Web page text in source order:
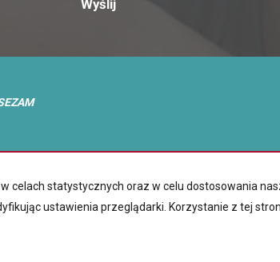
celach statystycznych oraz w celu dostosowania
ustawienia przeglądarki. Korzystanie z tej